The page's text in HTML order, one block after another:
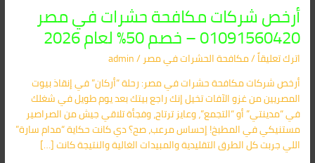
أرخص شركات مكافحة حشرات في مصر
01091560420 – خصم 50% لعام 2026
اترك تعليقاً/مكافحة الحشرات في مصر/
admin
أرخص شركات مكافحة حشرات في مصر: رحلة “أركان” في إنقاذ بيوت
المصريين من غزو الآفات تخيل إنك راجع بيتك بعد يوم طويل في شغلك
في “مدينتي” أو “التجمع”، وعايز ترتاح، وفجأة تلاقي جيش من الصراصير
مستنيكي في المطبخ! إحساس مرعب، صح؟ دي كانت حكاية “مدام سارة”
اللي جربت كل الطرق التقليدية والمبيدات الغالية والنتيجة كانت […]
مكافحة
حشرات
في
مصر
01091560420
–
خصم
50%
لعام
2026